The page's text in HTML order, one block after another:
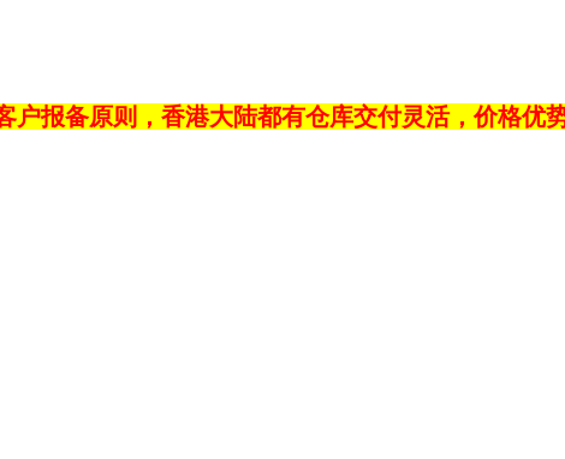
户报备原则，香港大陆都有仓库交付灵活，价格优